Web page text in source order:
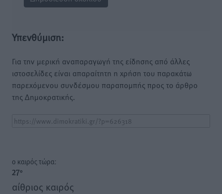
Υπενθύμιση:
Για την μερική αναπαραγωγή της είδησης από άλλες
ιστοσελίδες είναι απαραίτητη η χρήση του παρακάτω
παρεχόμενου συνδέσμου παραπομπής προς το άρθρο
της Δημοκρατικής.
o καιρός τώρα:
27°
αίθριος καιρός